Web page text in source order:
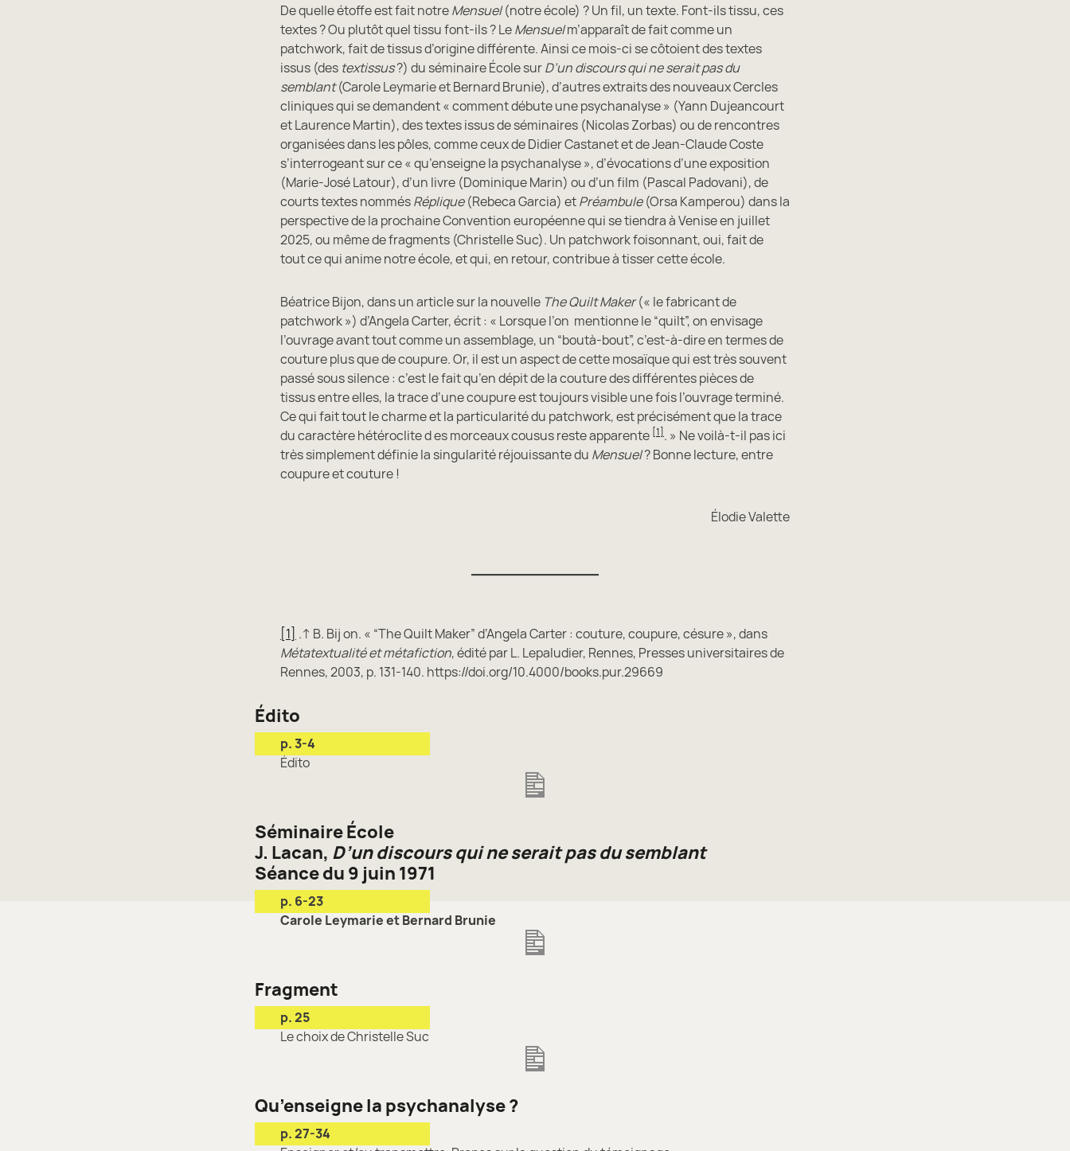
De quelle étoffe est fait notreMensuel(notre école) ? Un fil, un texte. Font-ils tissu, ces
textes ? Ou plutôt quel tissu font-ils ? LeMensuelm’apparaît de fait comme un
patchwork, fait de tissus d’origine différente. Ainsi ce mois-ci se côtoient des textes
issus (des textissus?) du séminaire École surD’un discours qui ne serait pas du
semblant(Carole Leymarie et Bernard Brunie), d’autres extraits des nouveaux Cercles
cliniques qui se demandent « comment débute une psychanalyse » (Yann Dujeancourt
et Laurence Martin), des textes issus de séminaires (Nicolas Zorbas) ou de rencontres
organisées dans les pôles, comme ceux de Didier Castanet et de Jean-Claude Coste
s’interrogeant sur ce « qu’enseigne la psychanalyse », d’évocations d’une exposition
(Marie-José Latour), d’un livre (Dominique Marin) ou d’un film (Pascal Padovani), de
courts textes nommésRéplique(Rebeca Garcia) etPréambule(Orsa Kamperou) dans la
perspective de la prochaine Convention européenne qui se tiendra à Venise en juillet
2025, ou même de fragments (Christelle Suc). Un patchwork foisonnant, oui, fait de
tout ce qui anime notre école, et qui, en retour, contribue à tisser cette école.
Béatrice Bijon, dans un article sur la nouvelle The Quilt Maker(« le fabricant de
patchwork ») d’Angela Carter, écrit : « Lorsque l’on mentionne le “quilt”, on envisage
l’ouvrage avant tout comme un assemblage, un “boutà-bout”, c’est-à-dire en termes de
couture plus que de coupure. Or, il est un aspect de cette mosaïque qui est très souvent
passé sous silence : c’est le fait qu’en dépit de la couture des différentes pièces de
tissus entre elles, la trace d’une coupure est toujours visible une fois l’ouvrage terminé.
Ce qui fait tout le charme et la particularité du patchwork, est précisément que la trace
du caractère hétéroclite d es morceaux cousus reste apparente [1]. » Ne voilà-t-il pas ici
très simplement définie la singularité réjouissante du Mensuel? Bonne lecture, entre
coupure et couture !
Élodie Valette
[1] .↑ B. Bij on. « “The Quilt Maker” d’Angela Carter : couture, coupure, césure », dans
Métatextualité et métafiction, édité par L. Lepaludier, Rennes, Presses universitaires de
Rennes, 2003, p. 131-140. https://doi.org/10.4000/books.pur.29669
Édito
p. 3-4
Édito
Séminaire École
J. Lacan, D’un discours qui ne serait pas du semblant
Séance du 9 juin 1971
p. 6-23
Carole Leymarie et Bernard Brunie
Fragment
p. 25
Le choix de Christelle Suc
Qu’enseigne la psychanalyse ?
p. 27-34